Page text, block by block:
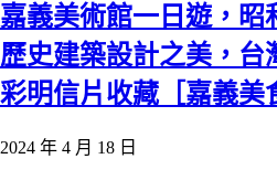
嘉義美術館一日遊，昭
歷史建築設計之美，台
彩明信片收藏［嘉義美
2024 年 4 月 18 日